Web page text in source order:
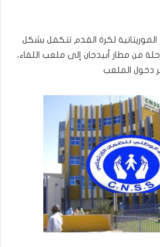
الموريتانية لكرة القدم تتكفل بشكل
من مطار أبيدجان إلى ملعب اللقاء،
دخول الملعب